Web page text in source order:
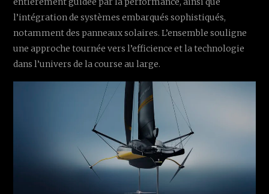
l’intégration de systèmes embarqués sophistiqués,
notamment des panneaux solaires. L’ensemble souligne
une approche tournée vers l’efficience et la technologie
dans l’univers de la course au large.